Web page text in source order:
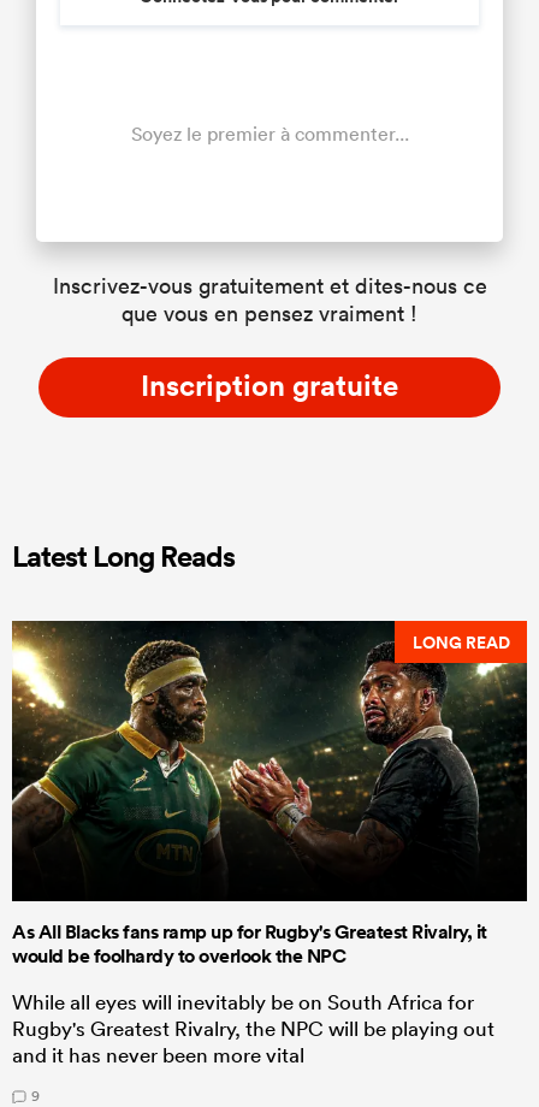
Soyez le premier à commenter...
Inscrivez-vous gratuitement et dites-nous ce
que vous en pensez vraiment !
Inscription gratuite
Latest Long Reads
LONG READ
As All Blacks fans ramp up for Rugby's Greatest Rivalry, it
would be foolhardy to overlook the NPC
While all eyes will inevitably be on South Africa for
Rugby's Greatest Rivalry, the NPC will be playing out
and it has never been more vital
9